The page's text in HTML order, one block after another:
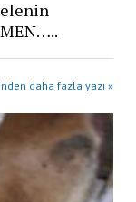
daha fazla yazı »